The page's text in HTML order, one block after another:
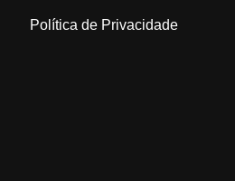
Política de Privacidade